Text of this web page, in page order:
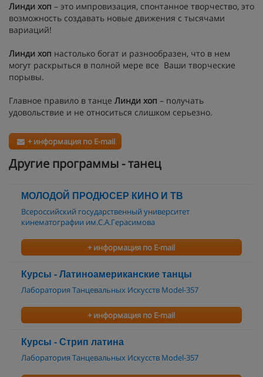
Линди хоп – это импровизация, спонтанное творчество, это
возможность создавать новые движения с тысячами
вариаций!
Линди хоп настолько богат и разнообразен, что в нем
могут раскрыться в полной мере все Ваши творческие
порывы.
Главное правило в танце Линди хоп – получать
удовольствие и не относиться слишком серьезно.
+ информация по E-mail
Другие программы - танец
МОЛОДОЙ ПРОДЮСЕР КИНО И ТВ
Всероссийский государственный университет
кинематографии им.С.А.Герасимова
+ информация по E-mail
Курсы - Латиноамериканские танцы
Лаборатория Танцевальных Искусств Model-357
+ информация по E-mail
Курсы - Стрип латина
Лаборатория Танцевальных Искусств Model-357